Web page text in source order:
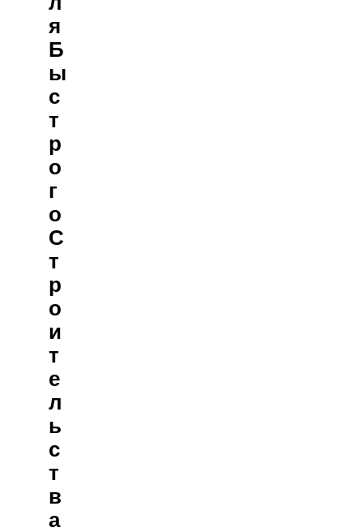
Я
Б
Ы
С
Т
Р
О
Г
О
С
Т
Р
О
И
Т
Е
Л
Ь
С
Т
В
А